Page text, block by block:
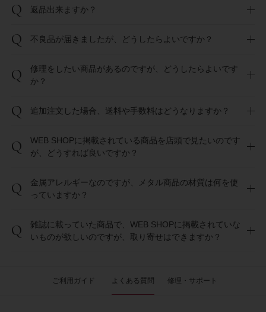
Q 返品出来ますか？
Q 不良品が届きましたが、どうしたらよいですか？
Q
修理をしたい商品があるのですが、どうしたらよいです
か？
Q 追加注文した場合、送料や手数料はどうなりますか？
Q
WEB SHOPに掲載されている商品を店頭で見たいのです
が、どうすれば良いですか？
Q
金属アレルギーなのですが、メタル商品の材質は何を使
っていますか？
Q
雑誌に載っていた商品で、WEB SHOPに掲載されていな
いものが欲しいのですが、取り寄せはできますか？
ご利用ガイド よくある質問 修理・サポート